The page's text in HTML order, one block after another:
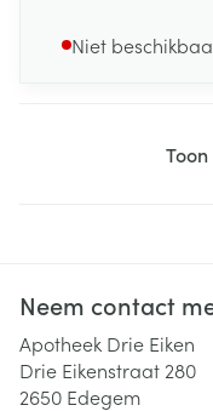
Niet
Toon
Neem contact
Apotheek Drie Eiken
Drie Eikenstraat 280
2650 Edegem